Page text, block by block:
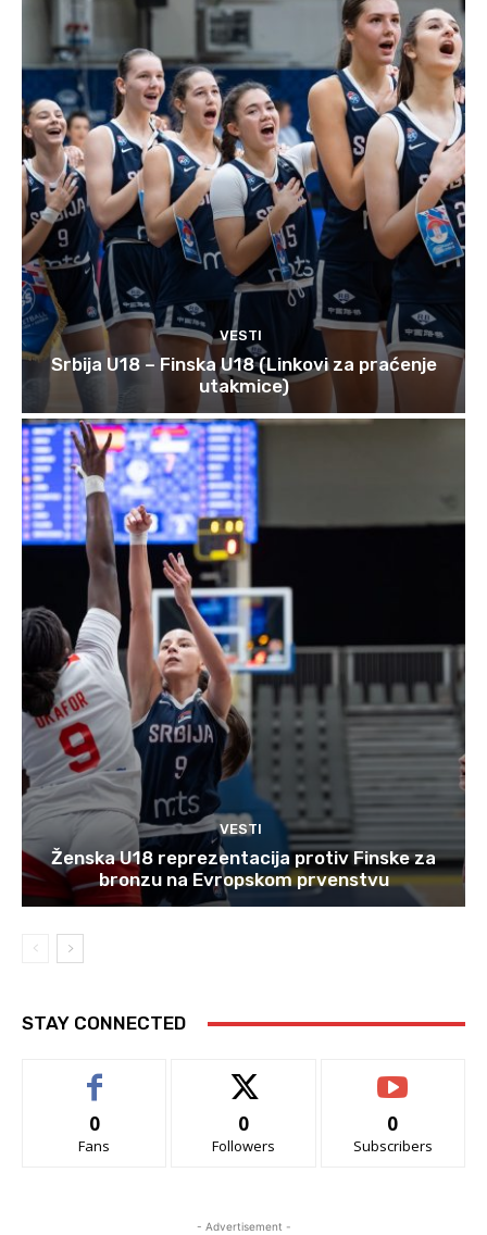
VESTI
Srbija U18 – Finska U18 (Linkovi za praćenje
utakmice)
VESTI
Ženska U18 reprezentacija protiv Finske za
bronzu na Evropskom prvenstvu
STAY CONNECTED
0
Fans
0
Followers
0
Subscribers
- Advertisement -